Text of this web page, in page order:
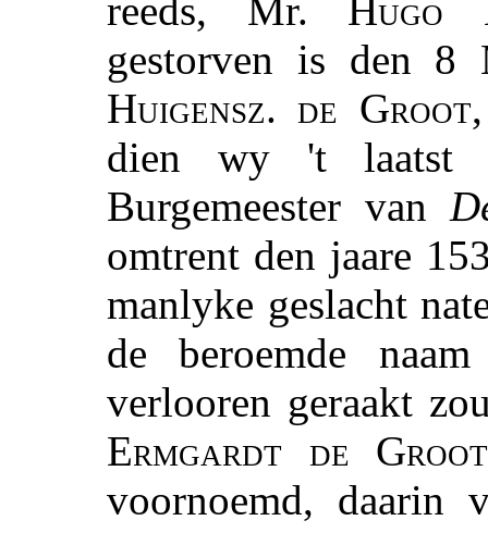
reeds, Mr. Hugo
gestorven is den
Huigensz. de Groot
dien wy 't laatst
Burgemeester van
omtrent den jaare
manlyke geslacht
de beroemde
verlooren geraakt
Ermgardt de Groot
voornoemd, daarin